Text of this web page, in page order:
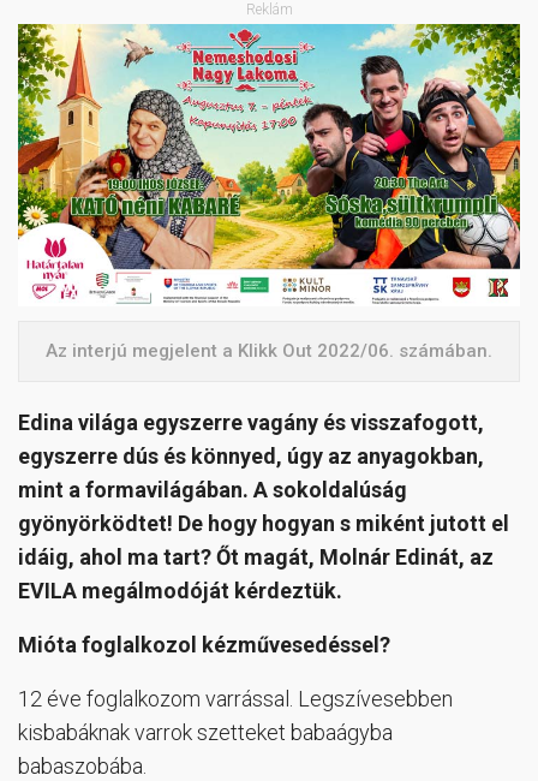
Reklám
Az interjú megjelent a Klikk Out 2022/06. számában.
Edina világa egyszerre vagány és visszafogott,
egyszerre dús és könnyed, úgy az anyagokban,
mint a formavilágában. A sokoldalúság
gyönyörködtet! De hogy hogyan s miként jutott el
idáig, ahol ma tart? Őt magát, Molnár Edinát, az
EVILA megálmodóját kérdeztük.
Mióta foglalkozol kézművesedéssel?
12 éve foglalkozom varrással. Legszívesebben
kisbabáknak varrok szetteket babaágyba
babaszobába.